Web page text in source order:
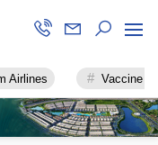
Vaccine chống